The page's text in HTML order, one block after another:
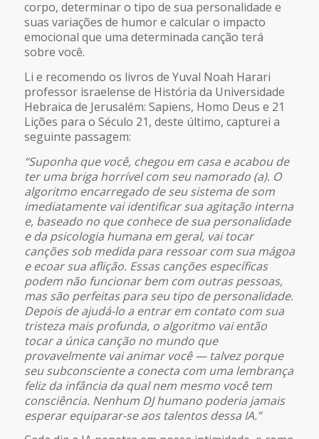
corpo, determinar o tipo de sua personalidade e
suas variações de humor e calcular o impacto
emocional que uma determinada canção terá
sobre você.
Li e recomendo os livros de Yuval Noah Harari
professor israelense de História da Universidade
Hebraica de Jerusalém: Sapiens, Homo Deus e 21
Lições para o Século 21, deste último, capturei a
seguinte passagem:
“Suponha que você, chegou em casa e acabou de
ter uma briga horrível com seu namorado (a). O
algoritmo encarregado de seu sistema de som
imediatamente vai identificar sua agitação interna
e, baseado no que conhece de sua personalidade
e da psicologia humana em geral, vai tocar
canções sob medida para ressoar com sua mágoa
e ecoar sua aflição. Essas canções específicas
podem não funcionar bem com outras pessoas,
mas são perfeitas para seu tipo de personalidade.
Depois de ajudá-lo a entrar em contato com sua
tristeza mais profunda, o algoritmo vai então
tocar a única canção no mundo que
provavelmente vai animar você — talvez porque
seu subconsciente a conecta com uma lembrança
feliz da infância da qual nem mesmo você tem
consciência. Nenhum DJ humano poderia jamais
esperar equiparar-se aos talentos dessa IA.”